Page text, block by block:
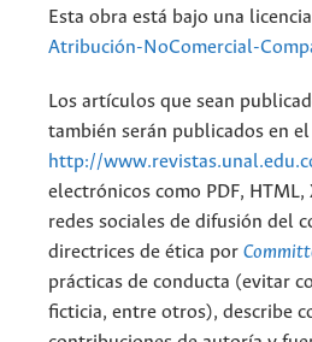
Esta obra está bajo una
Atribución-NoComercial-
Los artículos que sean
también serán publicados en
http://
electrónicos como PDF,
redes sociales de difusión del
directrices de ética por
prácticas de conducta (evitar
ficticia, entre otros), describe